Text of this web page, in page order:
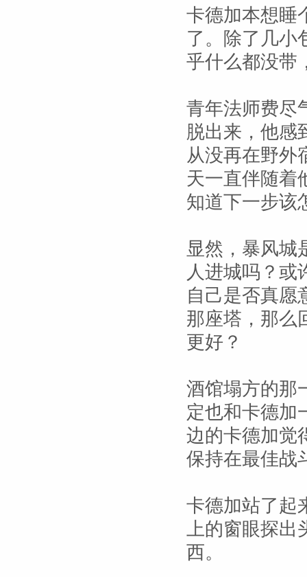
卡德加本想睡
了。除了几小
乎什么都没带
青年法师费尽
脱出来，他感
从没再在野外
天一直伴随着
知道下一步该
显然，暴风城
人进城吗？或
自己是否真愿
那座塔，那么
更好？
酒馆塌方的那
定也和卡德加
边的卡德加觉
保持在最佳战
卡德加站了起
上的窗眼探出
西。